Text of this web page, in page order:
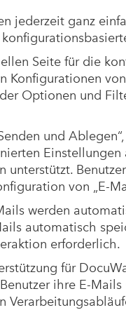
jederzeit ganz
Seite für die
Konfigurationen
Optionen und
und
unterstützt.
von „E-
werden
automatisch
erforderlich.
für
ihre E-